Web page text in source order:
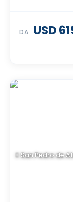
DA USD
San Pedro de